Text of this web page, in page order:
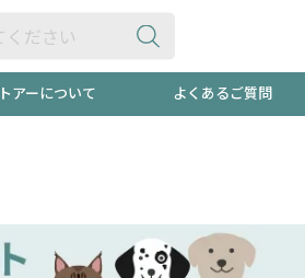
用品・日用品 防災用品
アーについて よくあるご質問